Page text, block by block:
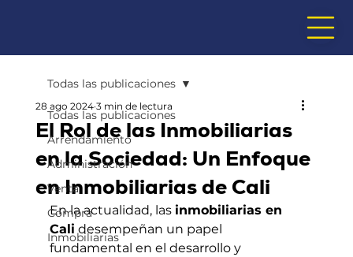
Todas las publicaciones
Arrendamiento
Administración
Venta
Compra
Inmobiliarias
Todas las publicaciones
El Rol de las Inmobiliarias
en la Sociedad: Un Enfoque
en Inmobiliarias de Cali
28 ago 2024 3 min de lectura
En la actualidad, las inmobiliarias en
Cali desempeñan un papel
fundamental en el desarrollo y